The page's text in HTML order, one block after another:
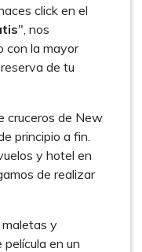
click en el
", nos
con la mayor
de tu
cruceros de New
principio a fin.
y hotel en
de realizar
y
en un